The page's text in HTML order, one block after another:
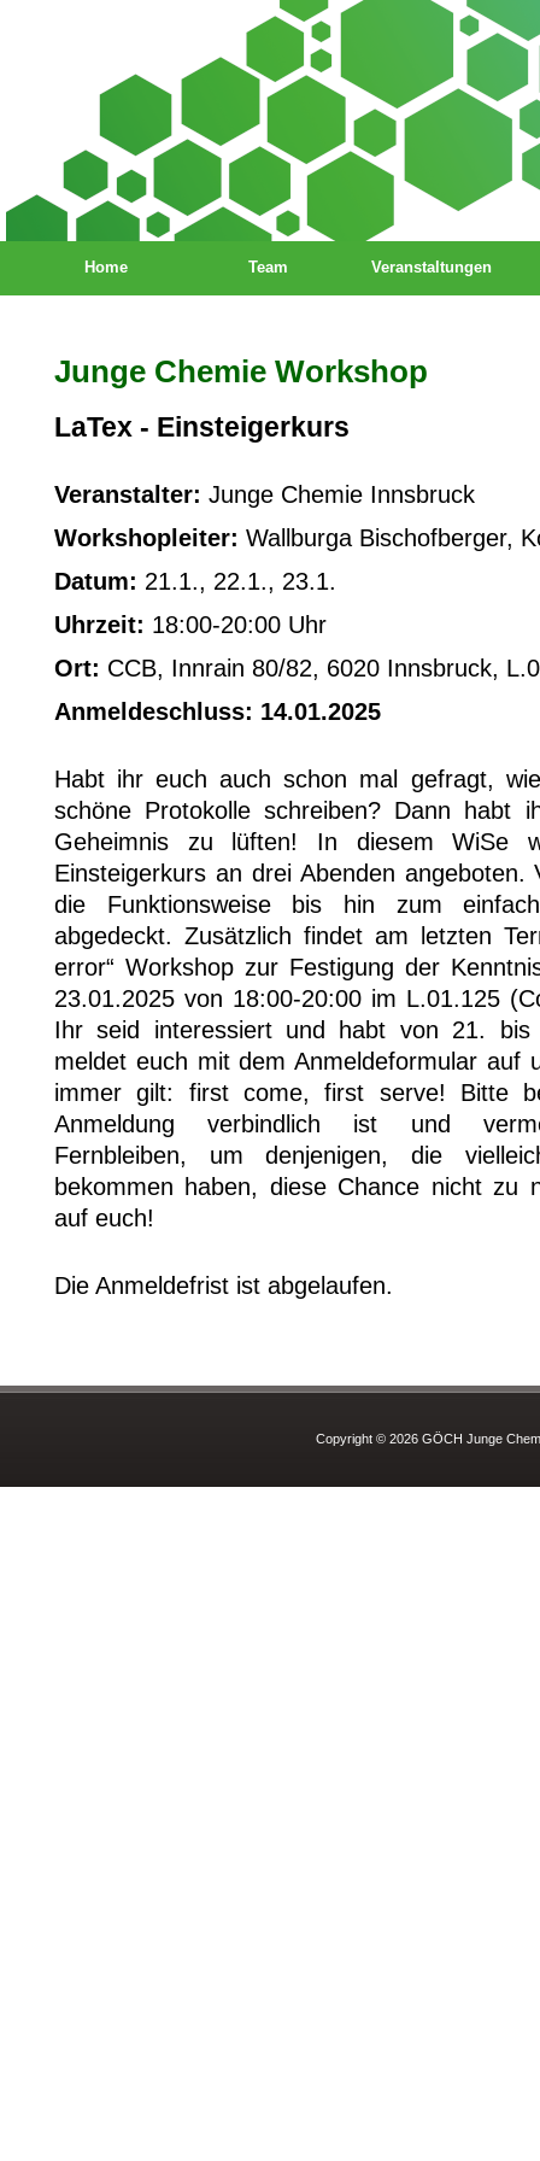
Home Team Veranstaltungen
Junge Chemie Workshop
LaTex - Einsteigerkurs
Veranstalter: Junge Chemie Innsbruck
Workshopleiter: Wallburga Bischofberger,
Datum: 21.1., 22.1., 23.1.
Uhrzeit: 18:00-20:00 Uhr
Ort: CCB, Innrain 80/82, 6020 Innsbruck,
Anmeldeschluss: 14.01.2025
Habt ihr euch auch schon mal gefragt,
schöne Protokolle schreiben? Dann habt
Geheimnis zu lüften! In diesem WiSe
Einsteigerkurs an drei Abenden angeboten.
die Funktionsweise bis hin zum
abgedeckt. Zusätzlich findet am letzten
error“ Workshop zur Festigung der
23.01.2025 von 18:00-20:00 im L.01.125
Ihr seid interessiert und habt von 21.
meldet euch mit dem Anmeldeformular auf
immer gilt: first come, first serve! Bitte
Anmeldung verbindlich ist und
Fernbleiben, um denjenigen, die
bekommen haben, diese Chance nicht zu
auf euch!
Die Anmeldefrist ist abgelaufen.
Copyright © 2026 GÖCH Junge